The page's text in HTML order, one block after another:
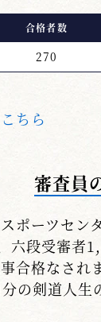
合格者数
270
ちら
審査員
ポーツセン
六段受審者
合格なさ
の剣道人